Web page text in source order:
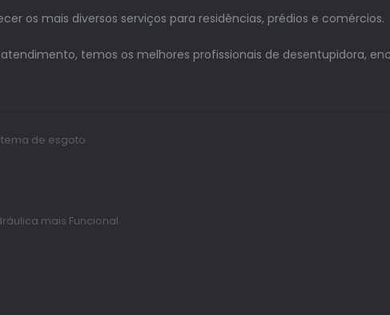
os mais diversos serviços para residências, prédios e comércios.
temos os melhores profissionais de desentupidora,
de esgoto
mais Funcional